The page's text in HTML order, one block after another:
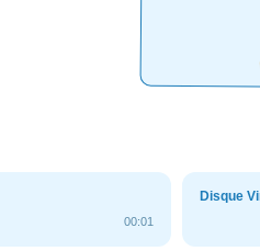
00:01
Disque